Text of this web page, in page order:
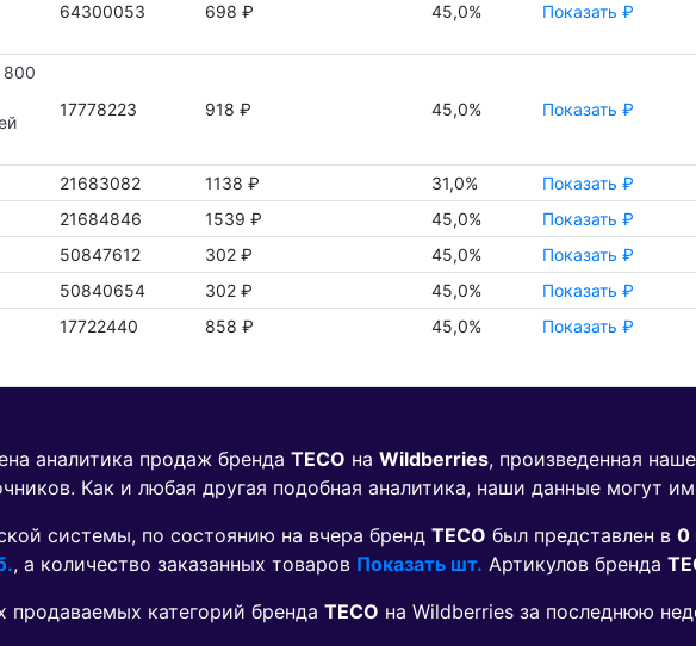
64300053 698 ₽ 45,0% Показать ₽
800
17778223 918 ₽ 45,0% Показать ₽
21683082 1138 ₽ 31,0% Показать ₽
21684846 1539 ₽ 45,0% Показать ₽
50847612 302 ₽ 45,0% Показать ₽
50840654 302 ₽ 45,0% Показать ₽
17722440 858 ₽ 45,0% Показать ₽
аналитика продаж бренда TECO на Wildberries, произведенная
Как и любая другая подобная аналитика, наши данные могут
системы, по состоянию на вчера бренд TECO был представлен в 0
, а количество заказанных товаров Показать шт. Артикулов бренда
категорий бренда TECO на Wildberries за последнюю